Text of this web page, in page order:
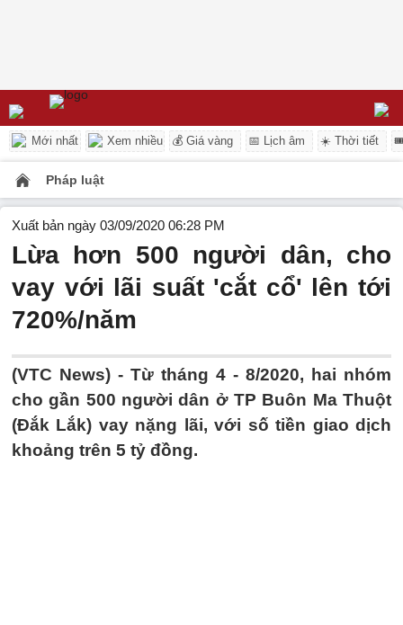
Mới nhất Xem nhiều 💰 Giá vàng 📅 Lịch âm ☀️ Thời tiết
Pháp luật
Xuất bản ngày 03/09/2020 06:28 PM
Lừa hơn 500 người dân, cho
vay với lãi suất 'cắt cổ' lên tới
720%/năm
(VTC News) - Từ tháng 4 - 8/2020, hai nhóm
cho gần 500 người dân ở TP Buôn Ma Thuột
(Đắk Lắk) vay nặng lãi, với số tiền giao dịch
khoảng trên 5 tỷ đồng.